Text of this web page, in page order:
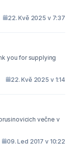
22. Kvě 2025 v 7:37
you for supplying
22. Kvě 2025 v 1:14
večne v
09. Led 2017 v 10:22